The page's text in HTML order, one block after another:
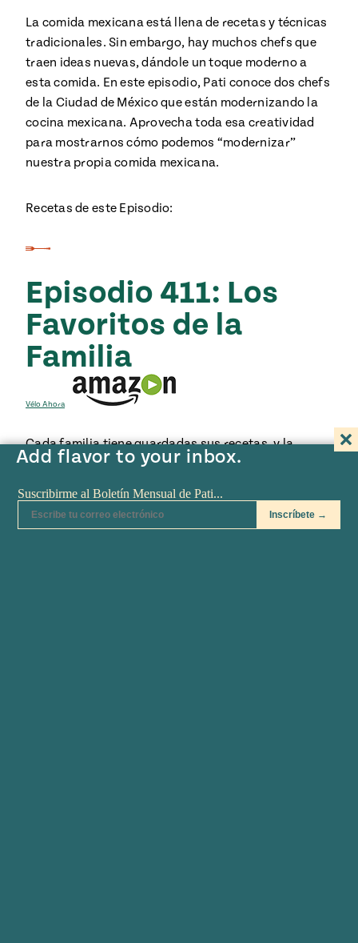
Add flavor to your inbox.
La comida mexicana está llena de recetas y técnicas
tradicionales. Sin embargo, hay muchos chefs que
traen ideas nuevas, dándole un toque moderno a
esta comida. En este episodio, Pati conoce dos chefs
de la Ciudad de México que están modernizando la
cocina mexicana. Aprovecha toda esa creatividad
para mostrarnos cómo podemos “modernizar”
nuestra propia comida mexicana.
Recetas de este Episodio:
Episodio 411: Los
Favoritos de la
Familia
Vélo Ahora
Cada familia tiene guardadas sus recetas, y la
familia de Pati no es la excepción. La comida siempre
cuando era niña como hoy en día. En este episodio